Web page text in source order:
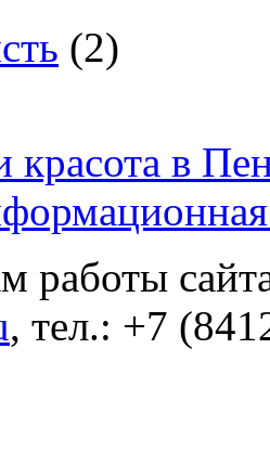
(2)
красота в
работы
, тел.: +7